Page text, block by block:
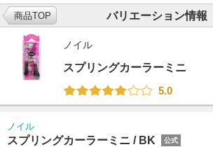
バリエーション情報
商品TOP
ノイル
スプリングカーラーミニ
5.0
ノイル
スプリングカーラーミニ / BK 公式